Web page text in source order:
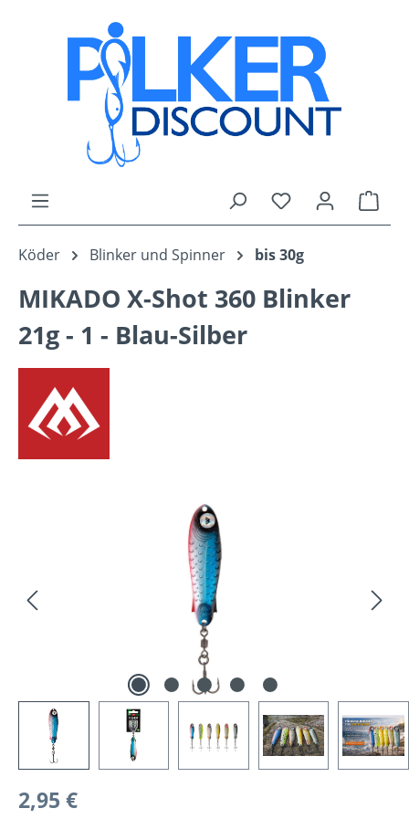
Zum Hauptinhalt springen
Du hast 0
Köder Blinker und Spinner bis 30g
MIKADO X-Shot 360 Blinker
21g - 1 - Blau-Silber
Bildergalerie überspringen
Regulärer Preis:
2,95 €